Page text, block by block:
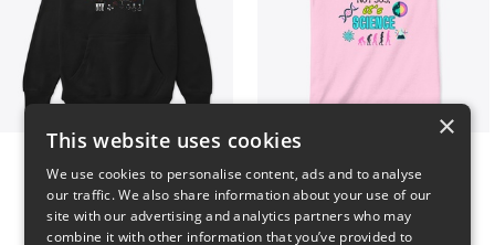
$41 $22
×
This website uses cookies
We use cookies to personalise content, ads and to analyse
our traffic. We also share information about your use of our
site with our advertising and analytics partners who may
combine it with other information that you’ve provided to